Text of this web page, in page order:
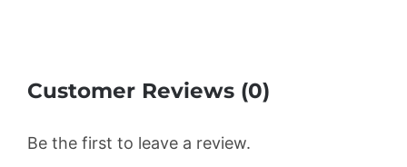
Customer Reviews (0)
Be the first to leave a review.